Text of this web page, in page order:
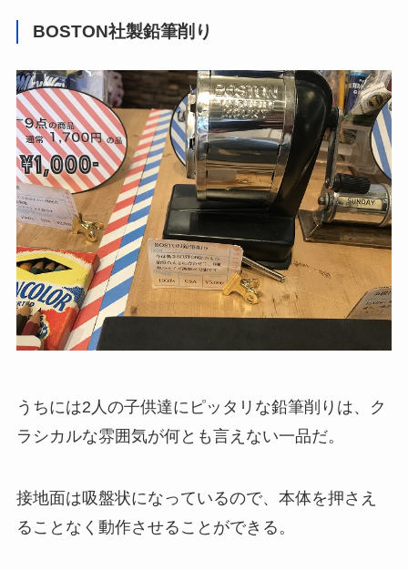
BOSTON社製鉛筆削り
うちには2人の子供達にピッタリな鉛筆削りは、ク
ラシカルな雰囲気が何とも言えない一品だ。
接地面は吸盤状になっているので、本体を押さえ
ることなく動作させることができる。